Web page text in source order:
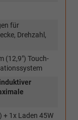
für
Drehzahl,
(12,9") Touch-
+ 1x Laden 45W